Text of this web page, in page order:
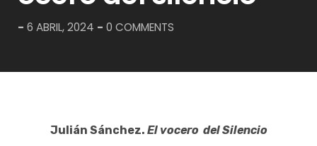
- 6 ABRIL, 2024 - 0 COMMENTS
Julián Sánchez. El vocero del Silencio